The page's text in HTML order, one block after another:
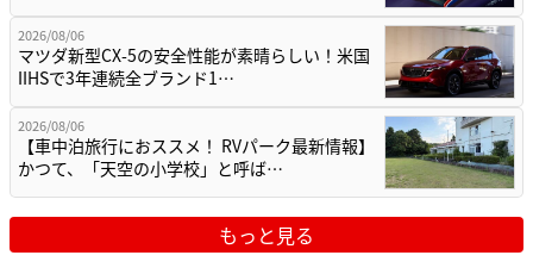
2026/08/06
マツダ新型CX-5の安全性能が素晴らしい！米国
IIHSで3年連続全ブランド1…
2026/08/06
【車中泊旅行におススメ！ RVパーク最新情報】
かつて、「天空の小学校」と呼ば…
もっと見る